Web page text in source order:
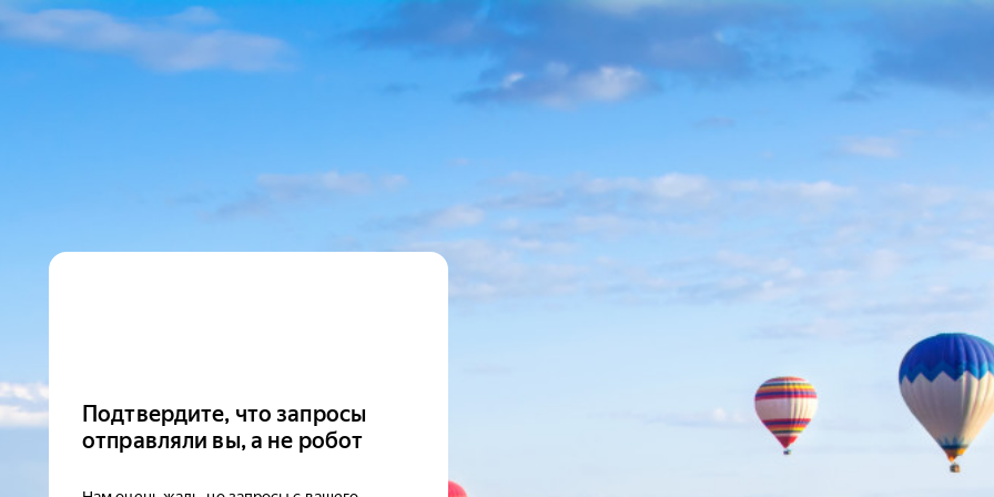
Подтвердите, что запросы
отправляли вы, а не робот